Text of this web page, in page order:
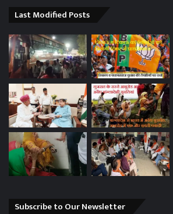
Last Modified Posts
Subscribe to Our Newsletter